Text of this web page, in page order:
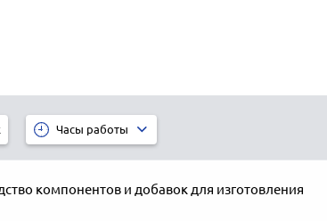
Часы работы
компонентов и добавок для изготовления